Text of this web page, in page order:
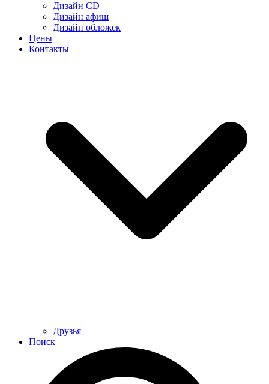
Дизайн CD
Дизайн афиш
Дизайн обложек
Цены
Контакты
Друзья
Поиск